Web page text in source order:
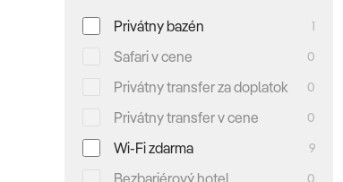
Privátny bazén
1
Safari v cene 0
Privátny transfer za doplatok 0
Privátny transfer v cene 0
Wi-Fi zdarma 9
Bezbariérový hotel 0